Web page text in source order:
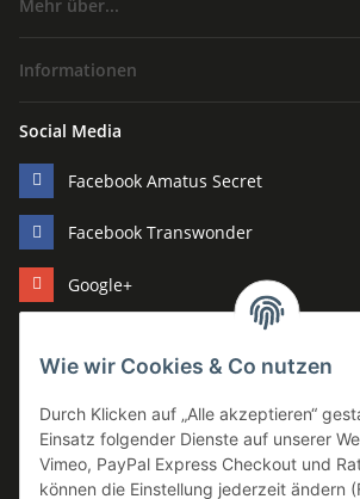
Mehr über...
Informationen
Social Media
Facebook Amatus Secret
Facebook Transwonder
Google+
Hersteller
Amatus Secret
Wie wir Cookies & Co nutzen
Durch Klicken auf „Alle akzeptieren“
Einsatz folgender Dienste auf unserer
Vimeo, PayPal Express Checkout und
können die Einstellung jederzeit ändern